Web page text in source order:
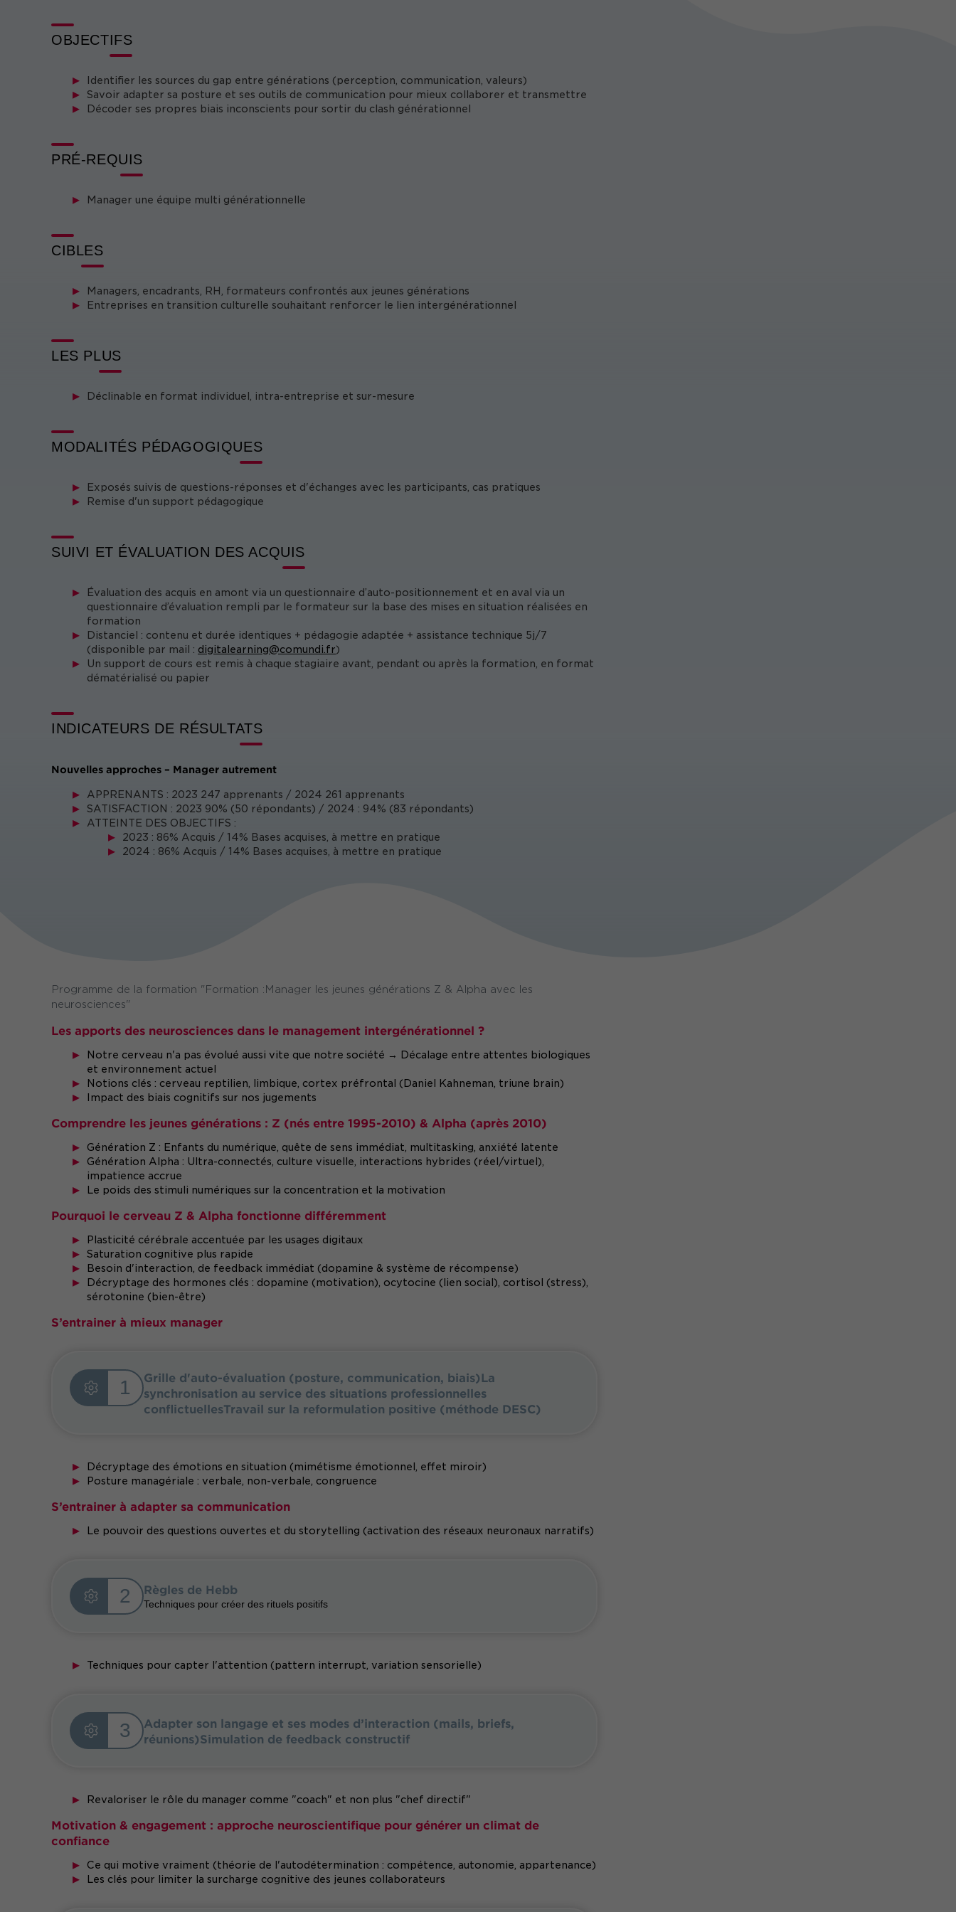
avec les générations Z & Alpha, répondre à leurs attentes spécifiques et faire évoluer votre style
de leadership vers plus de
OBJECTIFS
Identifier les sources du gap entre générations (perception, communication, valeurs)
Savoir adapter sa posture et ses outils de communication pour mieux collaborer et transmettre
Décoder ses propres biais inconscients pour sortir du clash générationnel
PRÉ-REQUIS
Manager une équipe multi générationnelle
CIBLES
Managers, encadrants, RH, formateurs confrontés aux jeunes générations
Entreprises en transition culturelle souhaitant renforcer le lien intergénérationnel
LES PLUS
Déclinable en format individuel, intra-entreprise et sur-mesure
MODALITÉS PÉDAGOGIQUES
Exposés suivis de questions-réponses et d'échanges avec les participants, cas pratiques
Remise d'un support pédagogique
SUIVI ET ÉVALUATION DES ACQUIS
Évaluation des acquis en amont via un questionnaire d’auto-positionnement et en aval via un
questionnaire d’évaluation rempli par le formateur sur la base des mises en situation réalisées en
formation
Distanciel : contenu et durée identiques + pédagogie adaptée + assistance technique 5j/7
(disponible par mail : digitalearning@comundi.fr)
Un support de cours est remis à chaque stagiaire avant, pendant ou après la formation, en format
dématérialisé ou papier
INDICATEURS DE RÉSULTATS
Nouvelles approches – Manager autrement
APPRENANTS : 2023 247 apprenants / 2024 261 apprenants
SATISFACTION : 2023 90% (50 répondants) / 2024 : 94% (83 répondants)
ATTEINTE DES OBJECTIFS :
2023 : 86% Acquis / 14% Bases acquises, à mettre en pratique
2024 : 86% Acquis / 14% Bases acquises, à mettre en pratique
Programme de la formation "Formation :Manager les jeunes générations Z & Alpha avec les
neurosciences"
Les apports des neurosciences dans le management intergénérationnel ?
Notre cerveau n'a pas évolué aussi vite que notre société → Décalage entre attentes biologiques
et environnement actuel
Notions clés : cerveau reptilien, limbique, cortex préfrontal (Daniel Kahneman, triune brain)
Impact des biais cognitifs sur nos jugements
Comprendre les jeunes générations : Z (nés entre 1995-2010) & Alpha (après 2010)
Génération Z : Enfants du numérique, quête de sens immédiat, multitasking, anxiété latente
Génération Alpha : Ultra-connectés, culture visuelle, interactions hybrides (réel/virtuel),
impatience accrue
Le poids des stimuli numériques sur la concentration et la motivation
Pourquoi le cerveau Z & Alpha fonctionne différemment
Plasticité cérébrale accentuée par les usages digitaux
Saturation cognitive plus rapide
Besoin d'interaction, de feedback immédiat (dopamine & système de récompense)
Décryptage des hormones clés : dopamine (motivation), ocytocine (lien social), cortisol (stress),
sérotonine (bien-être)
S’entrainer à mieux manager
1
Grille d'auto-évaluation (posture, communication, biais)La
synchronisation au service des situations professionnelles
conflictuellesTravail sur la reformulation positive (méthode DESC)
Décryptage des émotions en situation (mimétisme émotionnel, effet miroir)
Posture managériale : verbale, non-verbale, congruence
S’entrainer à adapter sa communication
Le pouvoir des questions ouvertes et du storytelling (activation des réseaux neuronaux narratifs)
2 Règles de Hebb
Techniques pour créer des rituels positifs
Techniques pour capter l'attention (pattern interrupt, variation sensorielle)
3
Adapter son langage et ses modes d’interaction (mails, briefs,
réunions)Simulation de feedback constructif
Revaloriser le rôle du manager comme "coach" et non plus "chef directif"
Motivation & engagement : approche neuroscientifique pour générer un climat de
confiance
Ce qui motive vraiment (théorie de l'autodétermination : compétence, autonomie, appartenance)
Les clés pour limiter la surcharge cognitive des jeunes collaborateurs